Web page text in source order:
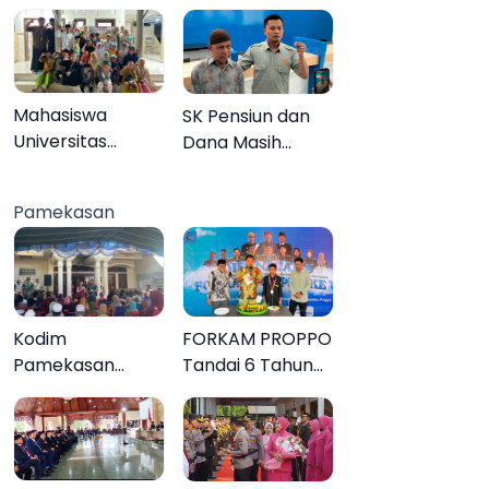
Sendiri
Mahasiswa
Universitas
MENARA di Desa
Dapenda
SK Pensiun dan
Dana Masih
Tagih Janji BRI
Sumenep
Pamekasan
Kodim
Pamekasan
Tuntaskan
Operasi Katarak
Gratis, 160 Warga
Kembali Melihat
FORKAM PROPPO
Tandai 6 Tahun
Perjalanan
dengan
Peluncuran Mars,
Hymne, dan Buku